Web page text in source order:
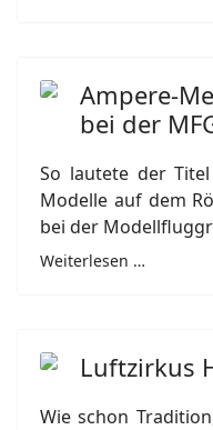
Ampere-
bei der
So lautete der
Modelle auf dem
bei der
Weiterlesen …
Luftzirkus
Wie schon